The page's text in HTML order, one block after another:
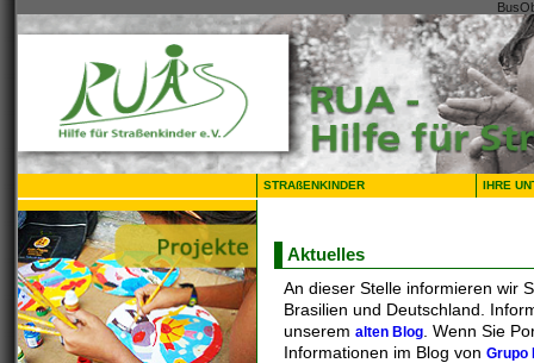
STRAßENKINDER IHRE
Aktuelles
An dieser Stelle informieren wir
Brasilien und Deutschland.
unserem alten Blog. Wenn Sie
Informationen im Blog von Grupo